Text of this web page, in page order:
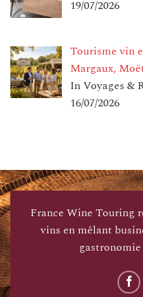
19/07/2026
Tourisme vin
Margaux,
In Voyages &
16/07/2026
France Wine Touring
vins en mêlant